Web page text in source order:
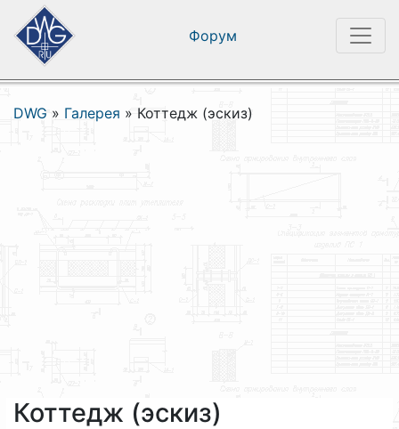
Форум
DWG » Галерея » Коттедж (эскиз)
Коттедж (эскиз)